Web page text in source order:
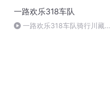
一路欢乐318车队
一路欢乐318车队骑行川藏线